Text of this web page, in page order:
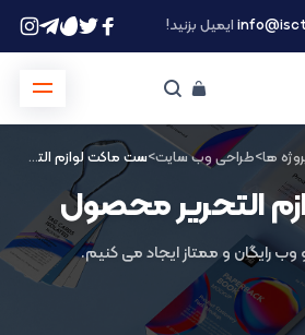
ایمیل بزنید!
ها>طراحی وب سایت> ست ماکت لوازم التحریر محصول
التحریر محصول
وب رایگان و ممتاز ایجاد می کنیم.